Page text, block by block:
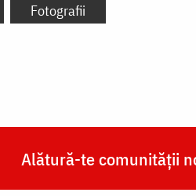
Fotografii
Alătură-te comunității